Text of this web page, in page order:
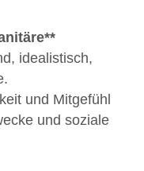
idealistisch,
und Mitgefühl
und soziale